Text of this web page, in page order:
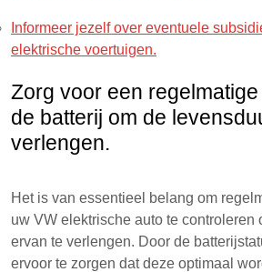
Informeer jezelf over eventuele
elektrische voertuigen.
Zorg voor een
de batterij om de
verlengen.
Het is van essentieel belang om
uw VW elektrische auto te controleren
ervan te verlengen. Door de
ervoor te zorgen dat deze optimaal